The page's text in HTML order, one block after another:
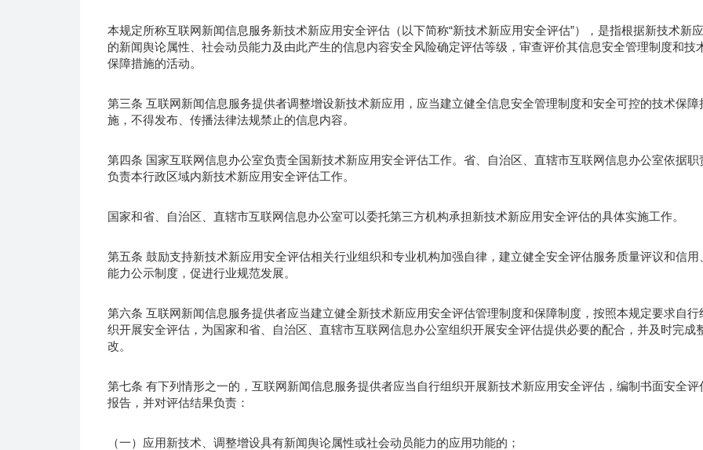
本规定所称互联网新闻信息服务新技术新应用安全评估（以下简称“新技术新应用安全评估”），是指根据新技术新
的新闻舆论属性、社会动员能力及由此产生的信息内容安全风险确定评估等级，审查评价其信息安全管理制度和技
保障措施的活动。
第三条 互联网新闻信息服务提供者调整增设新技术新应用，应当建立健全信息安全管理制度和安全可控的技术保障
施，不得发布、传播法律法规禁止的信息内容。
第四条 国家互联网信息办公室负责全国新技术新应用安全评估工作。省、自治区、直辖市互联网信息办公室依据职
负责本行政区域内新技术新应用安全评估工作。
国家和省、自治区、直辖市互联网信息办公室可以委托第三方机构承担新技术新应用安全评估的具体实施工作。
第五条 鼓励支持新技术新应用安全评估相关行业组织和专业机构加强自律，建立健全安全评估服务质量评议和信用
能力公示制度，促进行业规范发展。
第六条 互联网新闻信息服务提供者应当建立健全新技术新应用安全评估管理制度和保障制度，按照本规定要求自行
织开展安全评估，为国家和省、自治区、直辖市互联网信息办公室组织开展安全评估提供必要的配合，并及时完成
改。
第七条 有下列情形之一的，互联网新闻信息服务提供者应当自行组织开展新技术新应用安全评估，编制书面安全评
报告，并对评估结果负责：
（一）应用新技术、调整增设具有新闻舆论属性或社会动员能力的应用功能的；